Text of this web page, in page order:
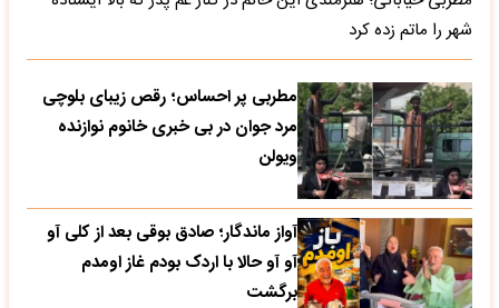
شهر را ماتم زده کرد
مطربی پر احساس؛ رقص زیبای بلوچی
مرد جوان در بی خبری خانوم نوازنده
ویولن
آواز ماندگار؛ صادق بوقی بعد از کلی آو
آو آو حالا با اردک بودم غاز اومدم
برگشت